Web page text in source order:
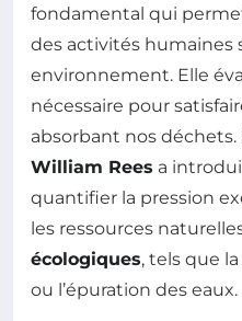
fondamental qui
des activités humaines
environnement. Elle
nécessaire pour
absorbant nos déchets.
William Rees a
quantifier la pression
les ressources
écologiques, tels que
ou l’épuration des eaux.